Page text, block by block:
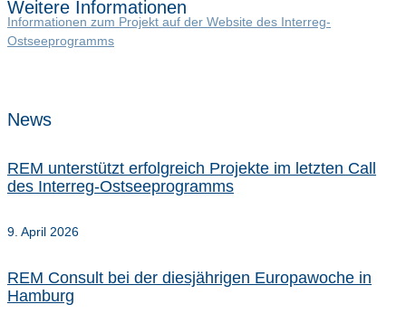
Weitere Informationen
Informationen zum Projekt auf der Website des Interreg-
Ostseeprogramms
News
REM unterstützt erfolgreich Projekte im letzten Call
des Interreg-Ostseeprogramms
9. April 2026
REM Consult bei der diesjährigen Europawoche in
Hamburg